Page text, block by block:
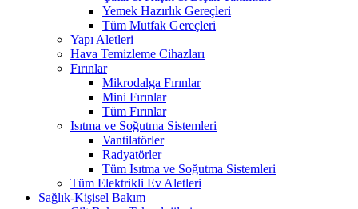
Yemek Hazırlık Gereçleri
Tüm Mutfak Gereçleri
Yapı Aletleri
Hava Temizleme Cihazları
Fırınlar
Mikrodalga Fırınlar
Mini Fırınlar
Tüm Fırınlar
Isıtma ve Soğutma Sistemleri
Vantilatörler
Radyatörler
Tüm Isıtma ve Soğutma Sistemleri
Tüm Elektrikli Ev Aletleri
Sağlık-Kişisel Bakım